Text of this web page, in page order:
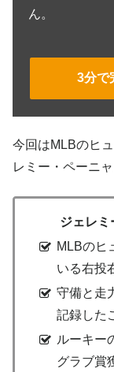
ん。
3分で
今回はMLBのヒ
レミー・ペーニ
ジェレミ
MLBのヒ
いる右投
守備と走
記録した
ルーキー
グラブ賞